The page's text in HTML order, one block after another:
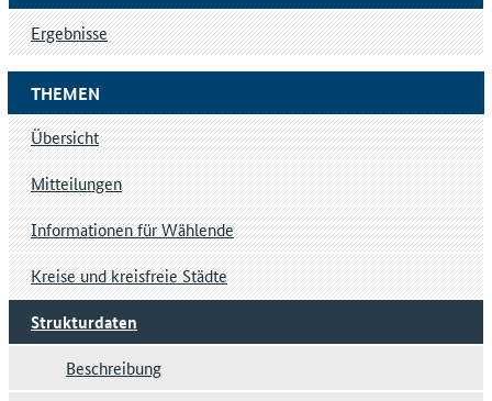
THEMEN
Übersicht
Mitteilungen
Informationen für Wählende
Kreise und kreisfreie Städte
Strukturdaten
Beschreibung
Ergebnisse